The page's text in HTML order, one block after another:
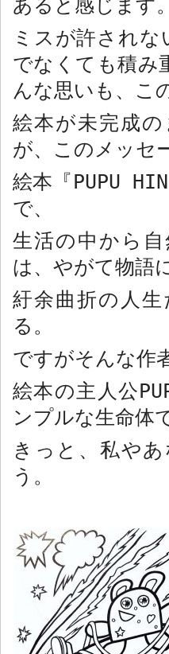
あると感じます。
ミスが許され
でなくても積み
んな思いも、こ
絵本が未完成
が、このメッセ
絵本『PUPU
で、
生活の中から
は、やがて物語
紆余曲折の人
る。
ですがそんな作
絵本の主人公
ンプルな生命体
きっと、私や
う。